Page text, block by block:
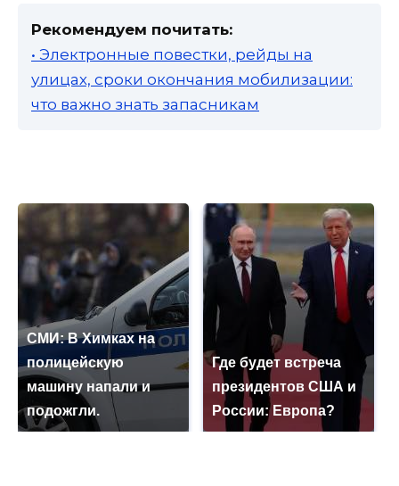
Рекомендуем почитать:
• Электронные повестки, рейды на
улицах, сроки окончания мобилизации:
что важно знать запасникам
СМИ: В Химках на
полицейскую
машину напали и
подожгли.
Где будет встреча
президентов США и
России: Европа?